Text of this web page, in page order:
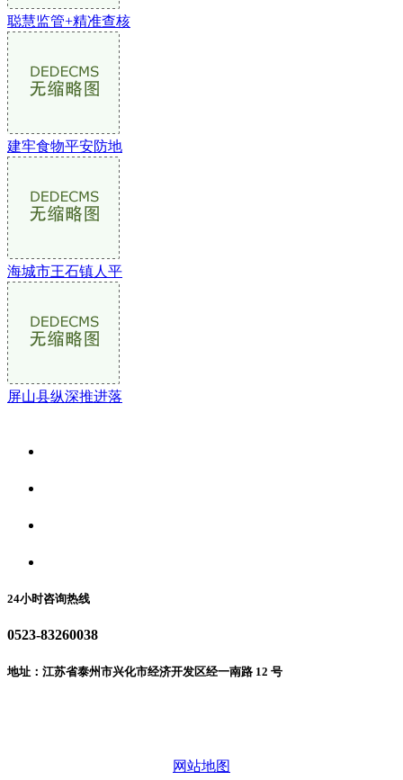
聪慧监管+精准查核
建牢食物平安防地
海城市王石镇人平
屏山县纵深推进落
24小时咨询热线
0523-83260038
地址：江苏省泰州市兴化市经济开发区经一南路 12 号
网站地图